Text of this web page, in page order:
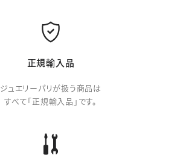
正規輸入品
ジュエリーパリが扱う商品は
すべて「正規輸入品」です。